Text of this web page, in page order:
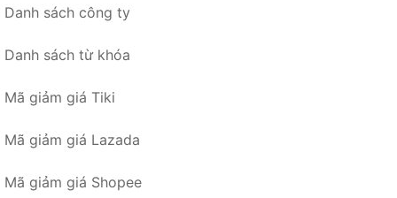
Danh sách công ty
Danh sách từ khóa
Mã giảm giá Tiki
Mã giảm giá Lazada
Mã giảm giá Shopee